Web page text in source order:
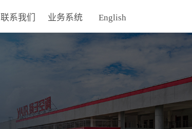
联系我们 业务系统 English